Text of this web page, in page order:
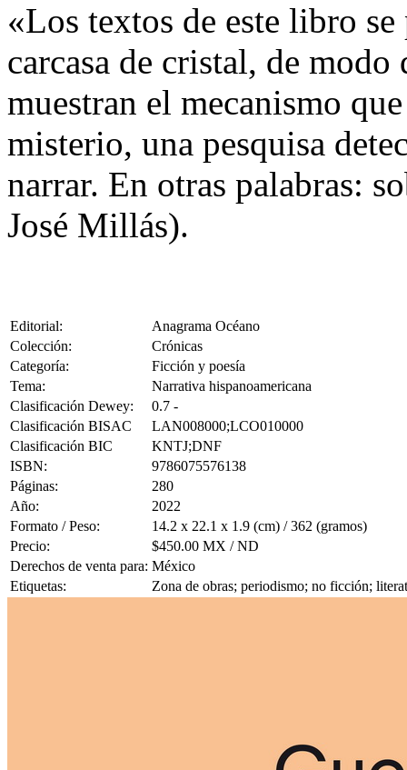
«Los textos de este libro
carcasa de cristal, de
muestran el mecanismo
misterio, una pesquisa
narrar. En otras palabras:
José Millás).
Editorial:
Anagrama Océano
Colección:
Crónicas
Categoría:
Ficción y poesía
Tema:
Narrativa hispanoamericana
Clasificación Dewey:
0.7 -
Clasificación BISAC
LAN008000;LCO010000
Clasificación BIC
KNTJ;DNF
ISBN:
9786075576138
Páginas:
280
Año:
2022
Formato / Peso:
14.2 x 22.1 x 1.9 (cm) / 362 (gramos)
Precio:
$450.00 MX / ND
Derechos de venta para: México
Etiquetas:
Zona de obras; periodismo; no ficción;